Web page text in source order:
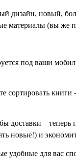
дизайн, новый,
материалы (вы же
под ваши
книги
– теперь
новые!) и
для вас